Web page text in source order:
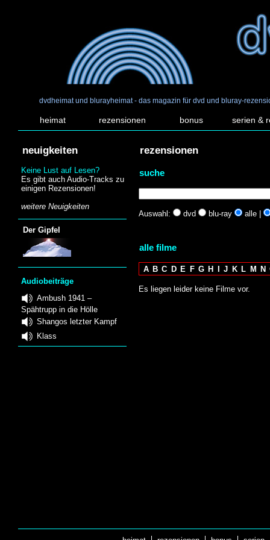
dvdheimat und blurayheimat - das magazin für dvd und bluray-
heimat rezensionen bonus serien &
neuigkeiten
Keine Lust auf Lesen?
Es gibt auch Audio-Tracks zu
einigen Rezensionen!
weitere Neuigkeiten
Der Gipfel
Audiobeiträge
Ambush 1941 –
Spähtrupp in die Hölle
Shangos letzter Kampf
Klass
rezensionen
suche
Auswahl: dvd blu-ray alle |
alle filme
A B C D E F G H I J K L M N
Es liegen leider keine Filme vor.